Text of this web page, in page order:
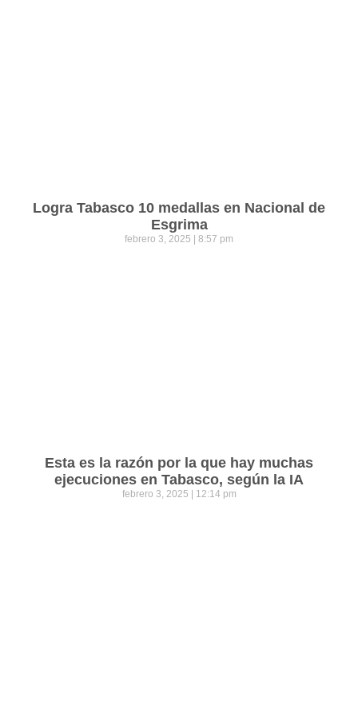
Logra Tabasco 10 medallas en Nacional de
Esgrima
febrero 3, 2025 8:57 pm
Esta es la razón por la que hay muchas
ejecuciones en Tabasco, según la IA
febrero 3, 2025 12:14 pm